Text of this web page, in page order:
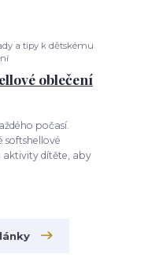
a tipy k dětskému
oblečení
počasí.
softshellové
aktivity dítěte, aby